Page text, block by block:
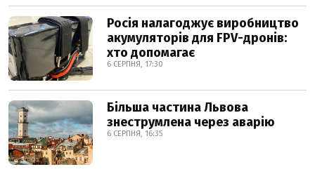
Росія налагоджує виробництво
акумуляторів для FPV-дронів:
хто допомагає
6 СЕРПНЯ, 17:30
Більша частина Львова
знеструмлена через аварію
6 СЕРПНЯ, 16:35